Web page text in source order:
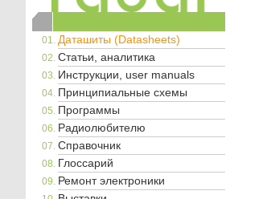
Даташиты (Datasheets)
Статьи, аналитика
Инструкции, user manuals
Принципиальные схемы
Программы
Радиолюбителю
Справочник
Глоссарий
Ремонт электроники